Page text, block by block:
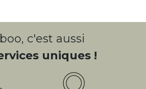
c'est aussi
uniques !